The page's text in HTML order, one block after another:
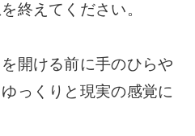
終えてください。
開ける前に手のひらや
っくりと現実の感覚に